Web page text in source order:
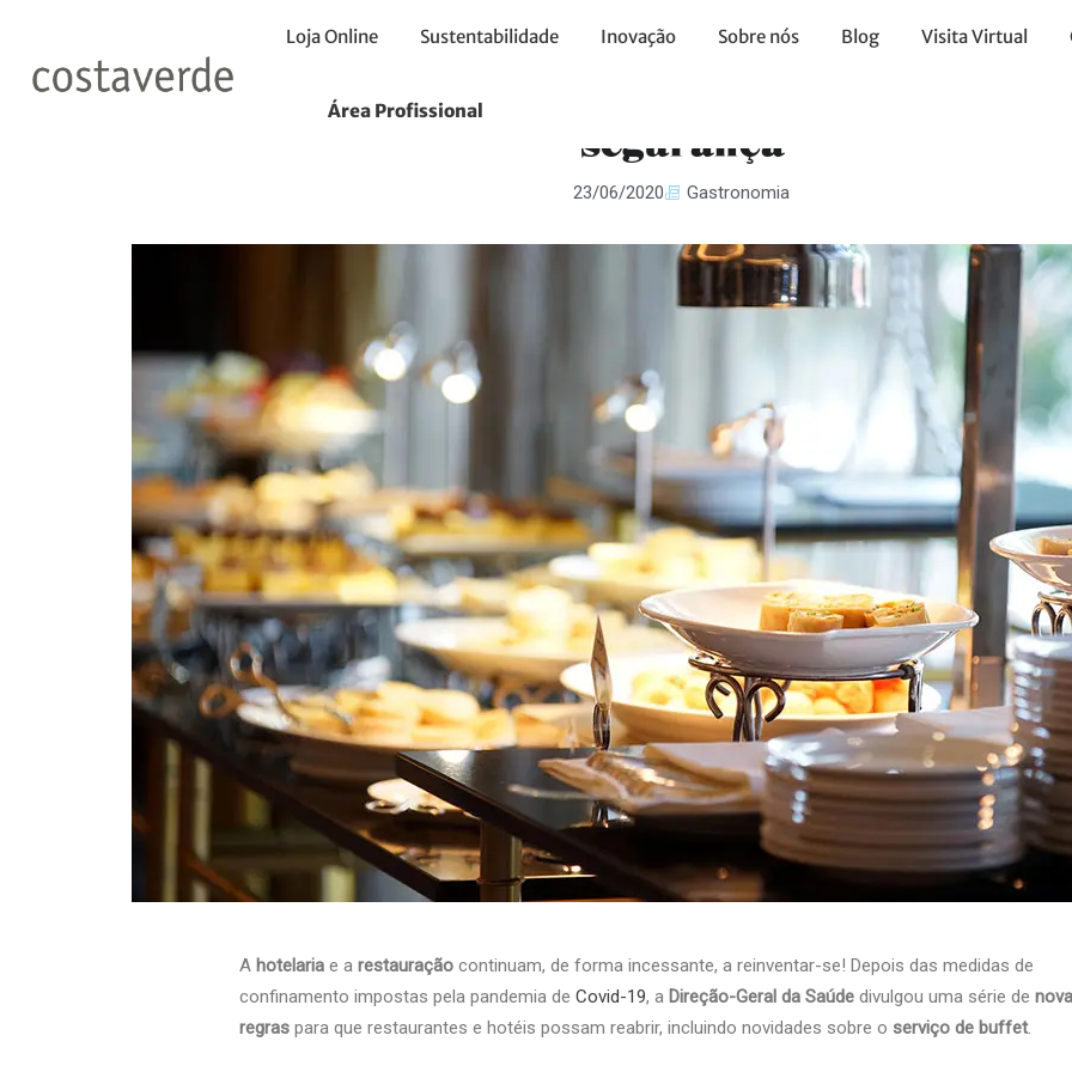
Loja Online Sustentabilidade Inovação Sobre nós Blog Visita Virtual
Área Profissional
O novo buffet: Adaptar e inovar para
23/06/2020 Gastronomia
A hotelariae a restauraçãocontinuam, de forma incessante, a reinventar-se! Depois das medidas de
confinamento impostas pela pandemia de Covid-19, a Direção-Geral da Saúdedivulgou uma série de
regraspara que restaurantes e hotéis possam reabrir, incluindo novidades sobre o serviço de buffet.